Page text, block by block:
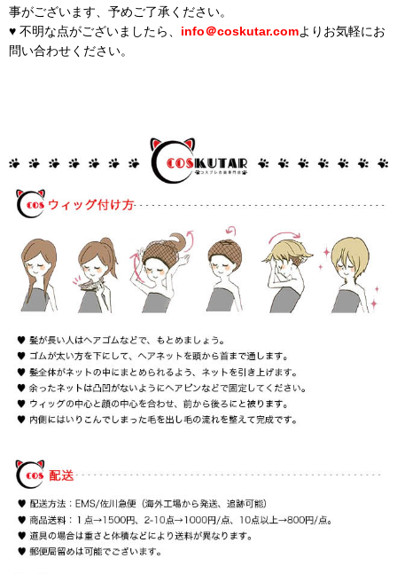
事がございます、予めご了承ください。
♥ 不明な点がございましたら、 info＠coskutar.comよりお気軽にお
問い合わせください。